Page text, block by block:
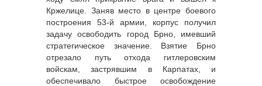
Кржелице. Заняв место в центре боевого
построения 53-й армии, корпус получил
задачу освободить город Брно, имевший
стратегическое значение. Взятие Брно
отрезало путь отхода гитлеровским
войскам, застрявшим в Карпатах, и
обеспечивало быстрое освобождение